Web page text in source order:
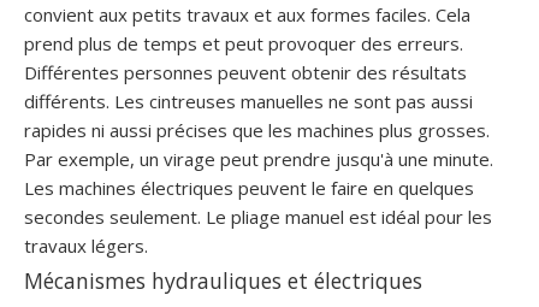
convient aux petits travaux et aux formes faciles. Cela
prend plus de temps et peut provoquer des erreurs.
Différentes personnes peuvent obtenir des résultats
différents. Les cintreuses manuelles ne sont pas aussi
rapides ni aussi précises que les machines plus grosses.
Par exemple, un virage peut prendre jusqu'à une minute.
Les machines électriques peuvent le faire en quelques
secondes seulement. Le pliage manuel est idéal pour les
travaux légers.
Mécanismes hydrauliques et électriques